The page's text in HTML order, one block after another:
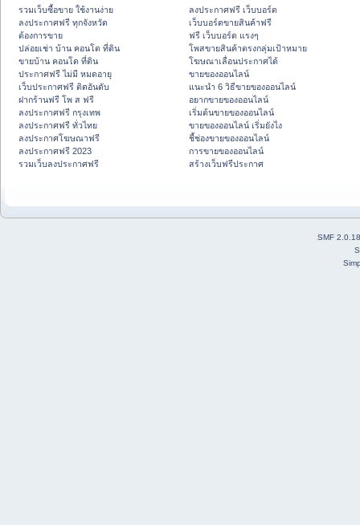
รวมเว็บซื้อขาย ใช้งานง่าย
ลงประกาศฟรี ทุกจังหวัด
ต้องการขาย
ปล่อยเช่า บ้าน คอนโด ที่ดิน
ขายบ้าน คอนโด ที่ดิน
ประกาศฟรี ไม่มี หมดอายุ
เว็บประกาศฟรี ติดอันดับ
ฝากร้านฟรี โพ ส ฟรี
ลงประกาศฟรี กรุงเทพ
ลงประกาศฟรี ทั่วไทย
ลงประกาศโฆษณาฟรี
ลงประกาศฟรี 2023
รวมเว็บลงประกาศฟรี
ลงประกาศฟรี เว็บบอร์ด
เว็บบอร์ดขายสินค้าฟรี
ฟรี เว็บบอร์ด แรงๆ
โพสขายสินค้าตรงกลุ่มเป้าหมาย
โฆษณาเลื่อนประกาศได้
ขายของออนไลน์
แนะนำ 6 วิธีขายของออนไลน์
อยากขายของออนไลน์
เริ่มต้นขายของออนไลน์
ขายของออนไลน์ เริ่มยังไง
ชี้ช่องขายของออนไลน์
การขายของออนไลน์
สร้างเว็บฟรีประกาศ
SMF 2.0.18